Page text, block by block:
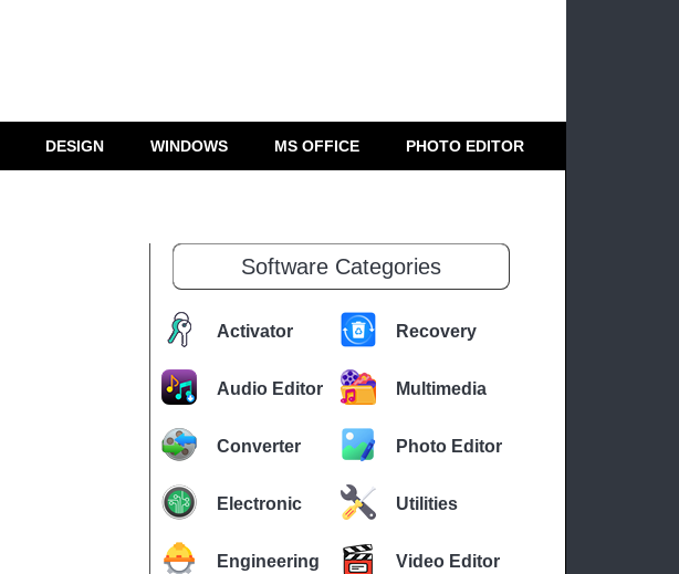
DESIGN WINDOWS MS OFFICE PHOTO EDITOR
Software Categories
Activator Recovery
Audio Editor Multimedia
Converter Photo Editor
Electronic Utilities
Engineering Video Editor